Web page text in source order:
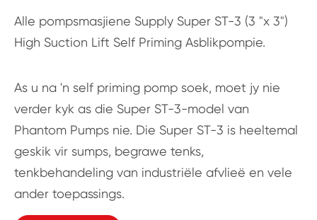
Alle pompsmasjiene Supply Super ST-3 (3 "x 3")
High Suction Lift Self Priming Asblikpompie.
As u na 'n self priming pomp soek, moet jy nie
verder kyk as die Super ST-3-model van
Phantom Pumps nie. Die Super ST-3 is heeltemal
geskik vir sumps, begrawe tenks,
tenkbehandeling van industriële afvlieë en vele
ander toepassings.